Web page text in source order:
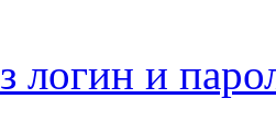
логин и